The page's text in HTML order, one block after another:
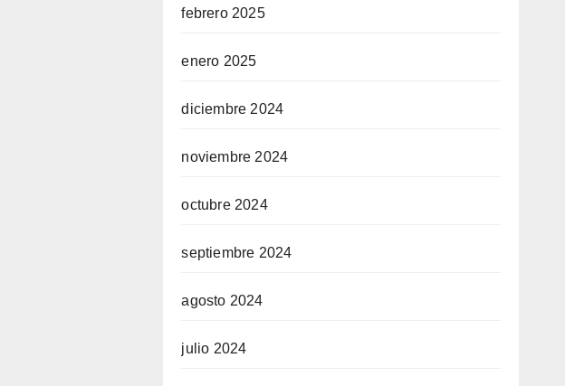
febrero 2025
enero 2025
diciembre 2024
noviembre 2024
octubre 2024
septiembre 2024
agosto 2024
julio 2024